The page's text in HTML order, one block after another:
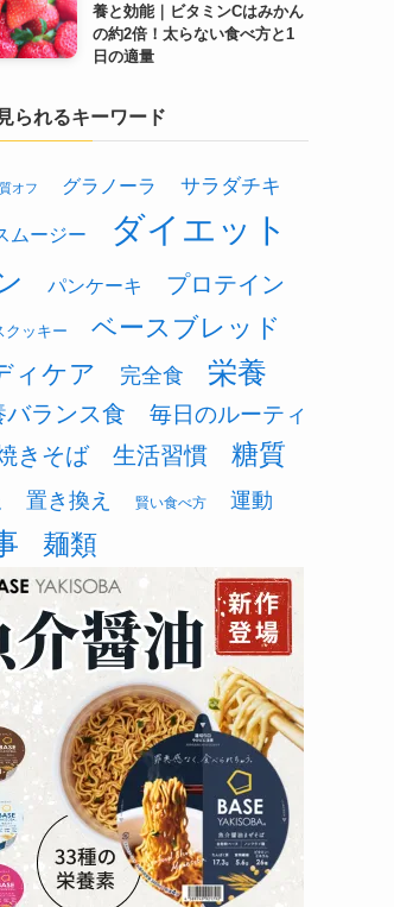
養と効能｜ビタミンCはみかん
の約2倍！太らない食べ方と1
日の適量
られるキーワード
オフ グラノーラ サラダチキ
ムージー ダイエット
パンケーキ プロテイン
クッキー
ベースブレッド
ィケア
完全食 栄養
バランス食
毎日のルーティ
きそば 生活習慣
糖質
置き換え 賢い食べ方 運動
麺類